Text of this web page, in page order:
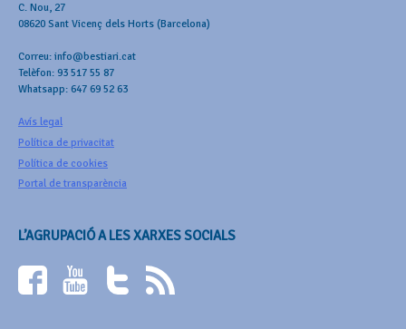
C. Nou, 27
08620 Sant Vicenç dels Horts (Barcelona)
Correu: info@bestiari.cat
Telèfon: 93 517 55 87
Whatsapp: 647 69 52 63
Avís legal
Política de privacitat
Política de cookies
Portal de transparència
L’AGRUPACIÓ A LES XARXES SOCIALS